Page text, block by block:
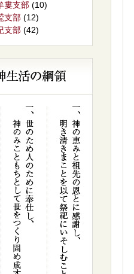
婁支部 (10)
支部 (12)
支部 (42)